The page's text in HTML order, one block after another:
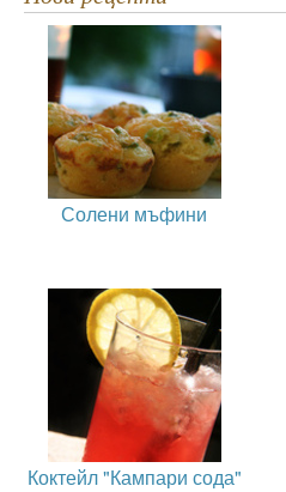
Солени мъфини
Коктейл "Кампари сода"